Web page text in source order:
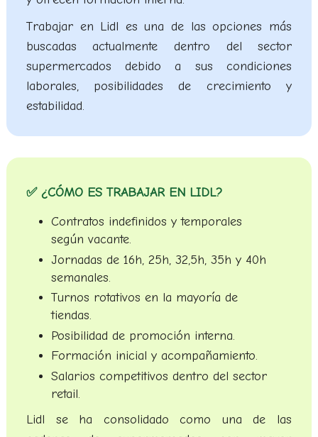
Trabajar en Lidl es una de las opciones más
buscadas actualmente dentro del sector
supermercados debido a sus condiciones
laborales, posibilidades de crecimiento y
estabilidad.
✅ ¿CÓMO ES TRABAJAR EN LIDL?
Contratos indefinidos y temporales
según vacante.
Jornadas de 16h, 25h, 32,5h, 35h y 40h
semanales.
Turnos rotativos en la mayoría de
tiendas.
Posibilidad de promoción interna.
Formación inicial y acompañamiento.
Salarios competitivos dentro del sector
retail.
Lidl se ha consolidado como una de las